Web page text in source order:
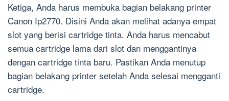
Ketiga, Anda harus membuka bagian belakang printer
Canon Ip2770. Disini Anda akan melihat adanya empat
slot yang berisi cartridge tinta. Anda harus mencabut
semua cartridge lama dari slot dan menggantinya
dengan cartridge tinta baru. Pastikan Anda menutup
bagian belakang printer setelah Anda selesai mengganti
cartridge.